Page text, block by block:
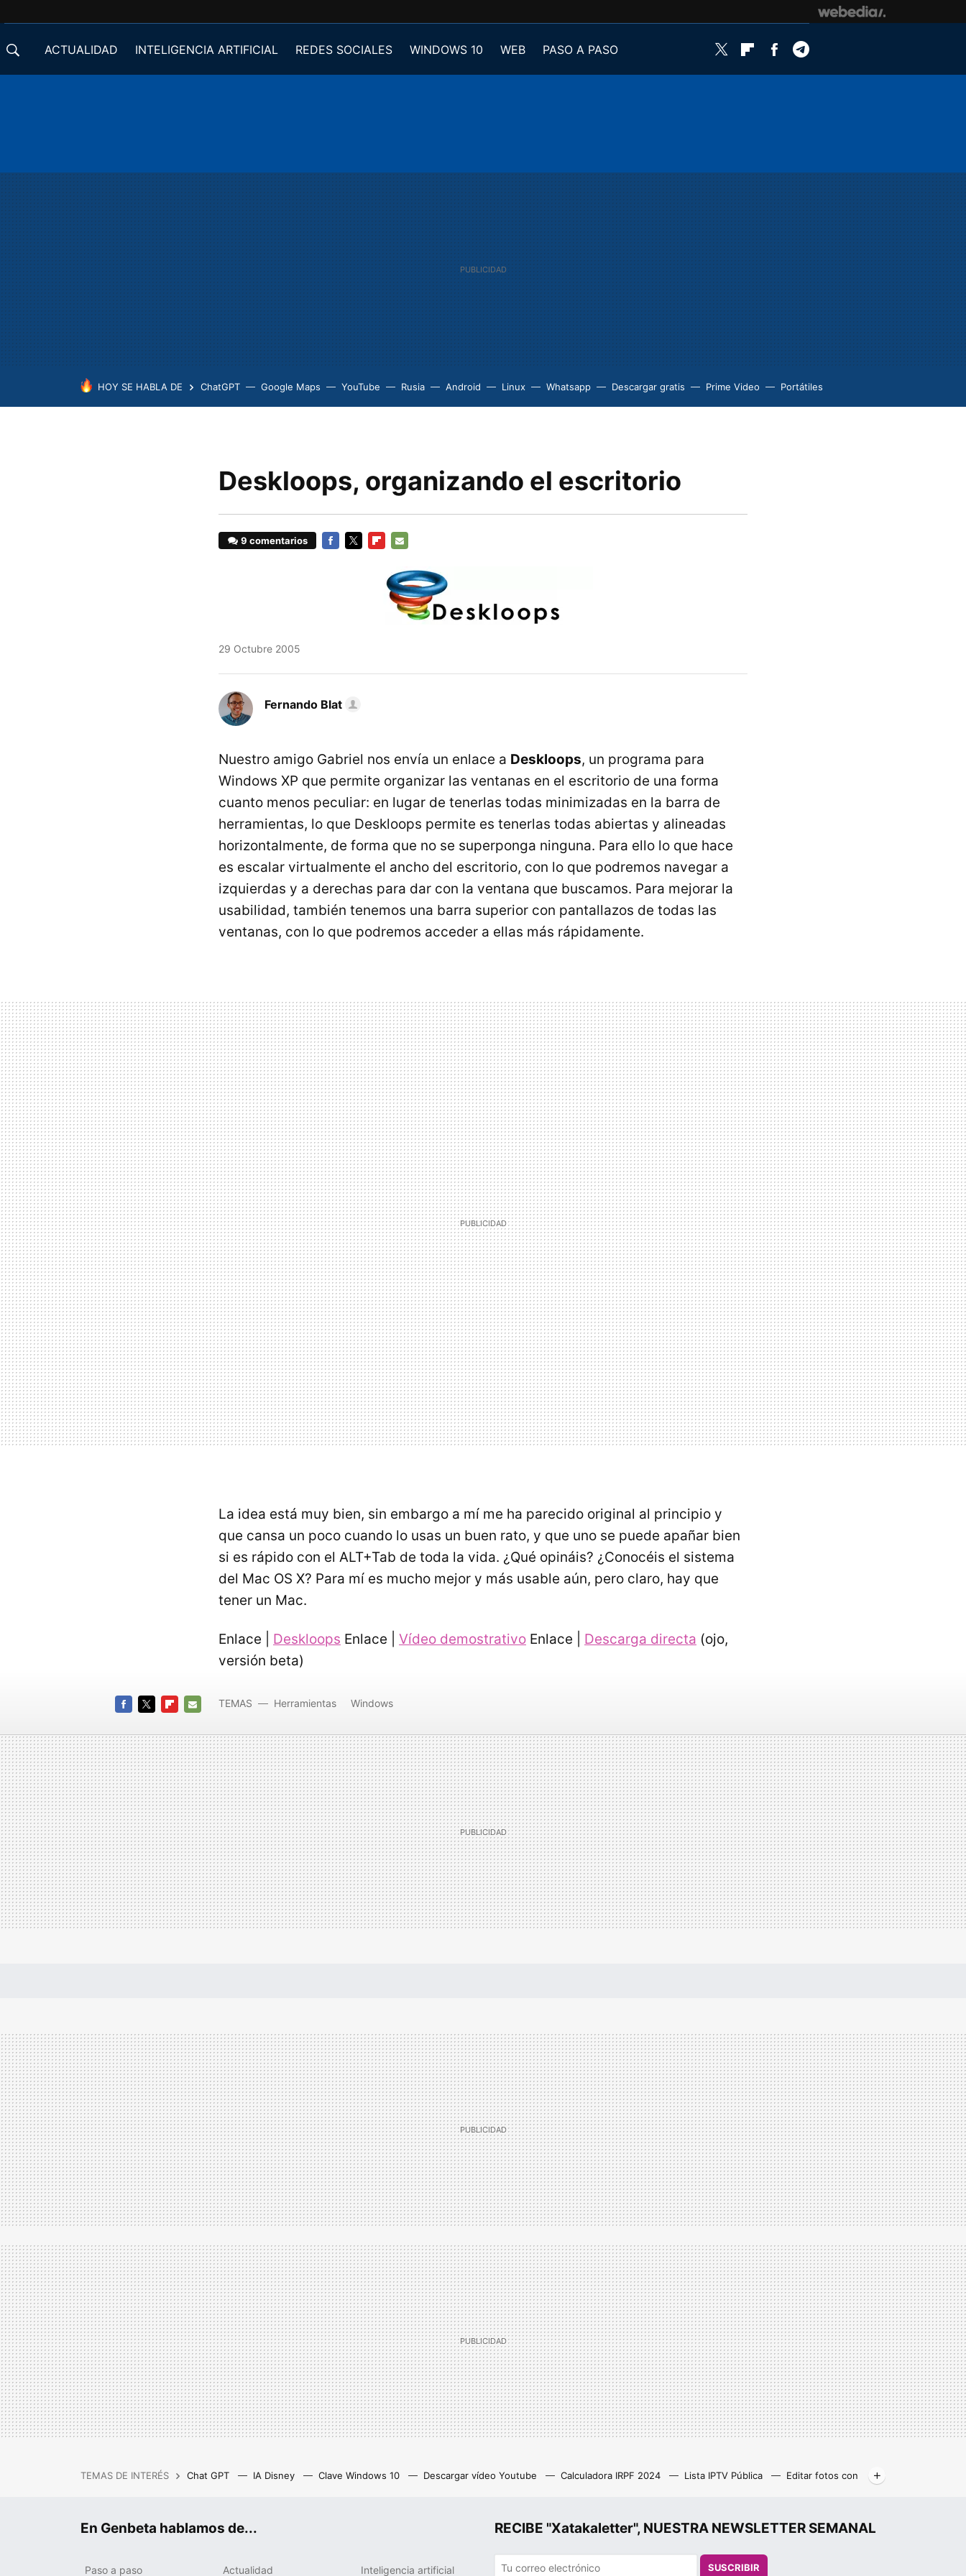
ACTUALIDAD INTELIGENCIA ARTIFICIAL REDES SOCIALES WINDOWS 10 WEB
PASO A PASO
Twitter FlipboardFacebook
HOY SE HABLA DE ChatGPT Google Maps YouTube Rusia Android Linux Whatsapp Descargar gratis Prime Video Portátiles
Deskloops, organizando el escritorio
9 comentarios
MAIL
29 Octubre 2005
Fernando Blat
Nuestro amigo Gabriel nos envía un enlace a Deskloops, un programa para
Windows XP que permite organizar las ventanas en el escritorio de una forma
cuanto menos peculiar: en lugar de tenerlas todas minimizadas en la barra de
herramientas, lo que Deskloops permite es tenerlas todas abiertas y alineadas
horizontalmente, de forma que no se superponga ninguna. Para ello lo que hace
es escalar virtualmente el ancho del escritorio, con lo que podremos navegar a
izquierdas y a derechas para dar con la ventana que buscamos. Para mejorar la
usabilidad, también tenemos una barra superior con pantallazos de todas las
ventanas, con lo que podremos acceder a ellas más rápidamente.
La idea está muy bien, sin embargo a mí me ha parecido original al principio y
que cansa un poco cuando lo usas un buen rato, y que uno se puede apañar bien
si es rápido con el ALT+Tab de toda la vida. ¿Qué opináis? ¿Conocéis el sistema
del Mac OS X? Para mí es mucho mejor y más usable aún, pero claro, hay que
tener un Mac.
Enlace | Deskloops Enlace | Vídeo demostrativo Enlace | Descarga directa (ojo,
versión beta)
MAIL
TEMAS Herramientas Windows
TEMAS DE INTERÉS Chat GPT IA Disney Clave Windows 10 Descargar vídeo Youtube Calculadora IRPF 2024 Lista IPTV Pública
Editar fotos con
RECIBE "Xatakaletter", NUESTRA NEWSLETTER SEMANAL
SUSCRIBIR
En Genbeta hablamos de...
Paso a paso Actualidad Inteligencia artificial